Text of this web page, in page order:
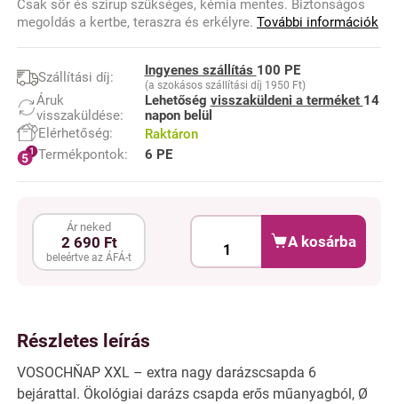
Csak sör és szirup szükséges, kémia mentes. Biztonságos
megoldás a kertbe, teraszra és erkélyre. További információk
Szállítási díj: Ingyenes szállítás 100 PE
(a szokásos szállítási díj 1950 Ft)
Áruk
visszaküldése:
Lehetőség visszaküldeni a terméket 14
napon belül
Elérhetőség:
Raktáron
Termékpontok:
6 PE
Ár neked
2 690 Ft
beleértve az ÁFÁ-t
A kosárba
Részletes leírás
VOSOCHŇAP XXL – extra nagy darázscsapda 6
bejárattal. Ökológiai darázs csapda erős műanyagból, Ø